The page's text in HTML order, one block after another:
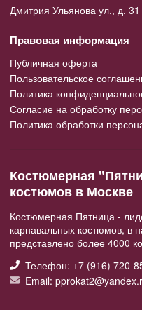
Дмитрия Ульянова ул., д. 31
Правовая информация
Публичная оферта
Пользовательское
Политика
Согласие на обработку
Политика обработки
Костюмерная
костюмов в Москве
Костюмерная Пятница -
карнавальных костюмов, в
представлено более 4000
Телефон: +7 (916) 720-
Email: